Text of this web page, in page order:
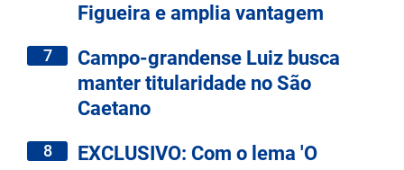
Figueira e amplia vantagem
7
Campo-grandense Luiz busca
manter titularidade no São
Caetano
8
EXCLUSIVO: Com o lema 'O